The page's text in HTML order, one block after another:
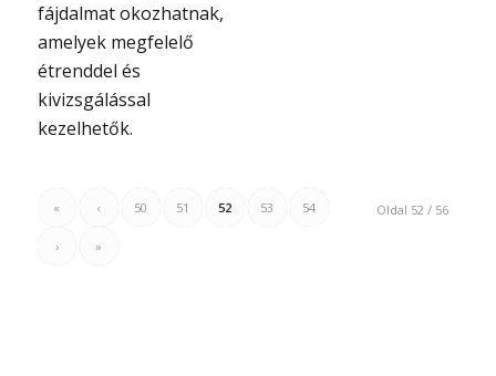
fájdalmat okozhatnak,
amelyek megfelelő
étrenddel és
kivizsgálással
kezelhetők.
Oldal 52 / 56
« ‹ 50 51 52 53 54
› »